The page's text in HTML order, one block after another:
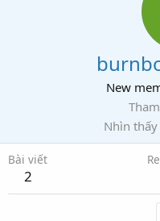
New
Nhìn
Bài viết
2